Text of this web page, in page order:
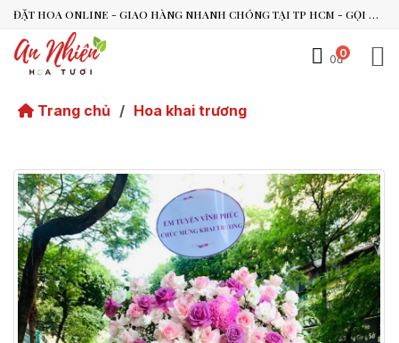
ĐẶT HOA ONLINE - GIAO HÀNG NHANH CHÓNG TẠI TP HCM - GỌI NGAY 0938.494.119 HOẶC 0899.492.909
0
0đ
Trang chủ / Hoa khai trương
An Nhiên Flowers
Vừa xong
Bạn có thể để lại yêu cầu, mình sẽ phản hồi sớm.